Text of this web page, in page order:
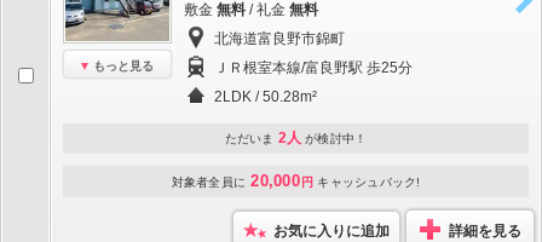
もっと見る
敷金 無料 / 礼金 無料
北海道富良野市錦町
ＪＲ根室本線/富良野駅 歩25分
2LDK / 50.28m²
ただいま 2人 が検討中！
対象者全員に 20,000 円 キャッシュバック!
お気に入りに追加 詳細を見る